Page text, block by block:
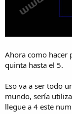
Ahora como hacer
quinta hasta el 5.
Eso va a ser todo
mundo, sería
llegue a 4 este